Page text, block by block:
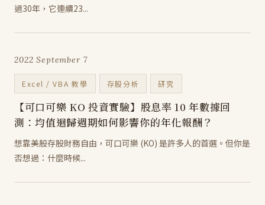
過30年，它連續23...
2022 September 7
Excel / VBA 教學 存股分析 研究
【可口可樂 KO 投資實驗】股息率 10 年數據回
測：均值迴歸週期如何影響你的年化報酬？
想靠美股存股財務自由，可口可樂 (KO) 是許多人的首選。但你是
否想過：什麼時候...